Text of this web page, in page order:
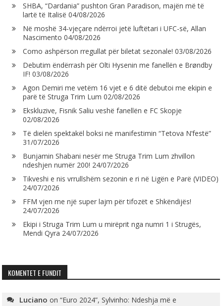
SHBA, “Dardania” pushton Gran Paradison, majën më të
lartë të Italisë 04/08/2026
Në moshë 34-vjeçare ndërroi jetë luftëtari i UFC-së, Allan
Nascimento 04/08/2026
Como ashpërson rregullat për biletat sezonale! 03/08/2026
Debutim ëndërrash për Olti Hysenin me fanellën e Brøndby
IF! 03/08/2026
Agon Demiri me vetëm 16 vjet e 6 ditë debutoi me ekipin e
parë të Struga Trim Lum 02/08/2026
Ekskluzive, Fisnik Saliu veshë fanellën e FC Skopje
02/08/2026
Të dielën spektakël boksi në manifestimin “Tetova N’festë”
31/07/2026
Bunjamin Shabani nesër me Struga Trim Lum zhvillon
ndeshjen numër 200! 24/07/2026
Tikveshi e nis vrrullshëm sezonin e ri në Ligën e Parë (VIDEO)
24/07/2026
FFM vjen me një super lajm për tifozët e Shkëndijës!
24/07/2026
Ekipi i Struga Trim Lum u mirëprit nga numri 1 i Strugës,
Mendi Qyra 24/07/2026
KOMENTET E FUNDIT
Luciano on“Euro 2024”, Sylvinho: Ndeshja më e